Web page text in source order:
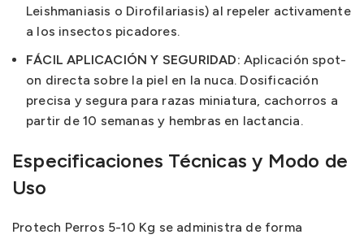
Leishmaniasis o Dirofilariasis) al repeler activamente
a los insectos picadores.
FÁCIL APLICACIÓN Y SEGURIDAD: Aplicación spot-
on directa sobre la piel en la nuca. Dosificación
precisa y segura para razas miniatura, cachorros a
partir de 10 semanas y hembras en lactancia.
Especificaciones Técnicas y Modo de
Uso
Protech Perros 5-10 Kg se administra de forma